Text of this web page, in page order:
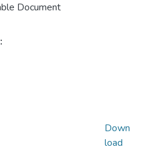
Document
Down
load